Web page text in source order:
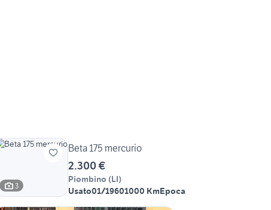
3
Beta 175 mercurio
2.300 €
Piombino (LI)
Usato01/19601000 KmEpoca